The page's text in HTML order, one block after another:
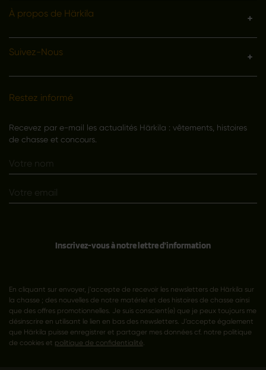
À propos de Härkila
Suivez-Nous
Restez informé
Recevez par e-mail les actualités Härkila : vêtements, histoires
de chasse et concours.
Inscrivez-vous à notre lettre d'information
En cliquant sur envoyer, j'accepte de recevoir les newsletters de Härkila sur
la chasse ; des nouvelles de notre matériel et des histoires de chasse ainsi
que des offres promotionnelles. Je suis conscient(e) que je peux toujours me
désinscrire en utilisant le lien en bas des newsletters. J’accepte également
que Härkila puisse enregistrer et partager mes données cf. notre politique
de cookies et politique de confidentialité.